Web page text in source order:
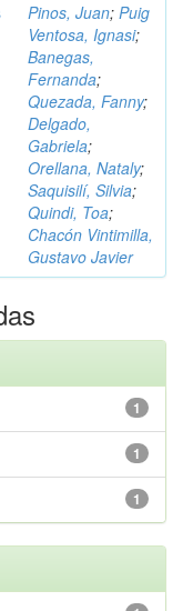
Pinos, Juan; Puig
Ventosa, Ignasi;
Banegas,
Fernanda;
Quezada, Fanny;
Delgado,
Gabriela;
Orellana, Nataly;
Saquisilí, Silvia;
Quindi, Toa;
Chacón Vintimilla,
Gustavo Javier
1
1
1